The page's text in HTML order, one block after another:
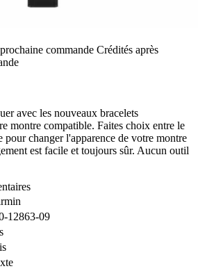
commande Crédités après
avec les nouveaux bracelets
montre compatible. Faites choix entre le
changer l'apparence de votre montre
est facile et toujours sûr. Aucun outil
12863-09